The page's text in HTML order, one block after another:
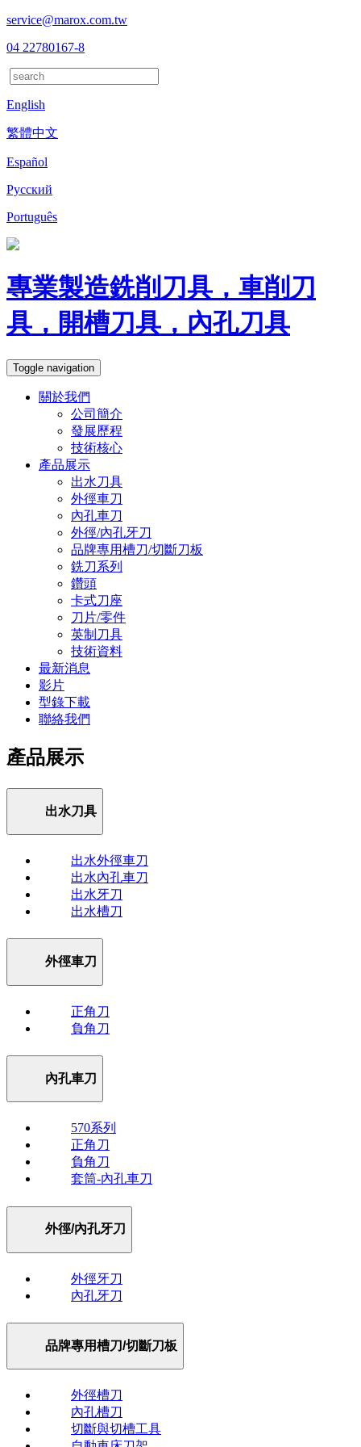
service@marox.com.tw
04 22780167-8
English
繁體中文
Español
Русский
Português
專業製造銑削刀具，車削刀
具，開槽刀具，內孔刀具
Toggle navigation
關於我們
公司簡介
發展歷程
技術核心
產品展示
出水刀具
外徑車刀
內孔車刀
外徑/內孔牙刀
品牌專用槽刀/切斷刀板
銑刀系列
鑽頭
卡式刀座
刀片/零件
英制刀具
技術資料
最新消息
影片
型錄下載
聯絡我們
產品展示
出水刀具
出水外徑車刀
出水內孔車刀
出水牙刀
出水槽刀
外徑車刀
正角刀
負角刀
內孔車刀
570系列
正角刀
負角刀
套筒-內孔車刀
外徑/內孔牙刀
外徑牙刀
內孔牙刀
品牌專用槽刀/切斷刀板
外徑槽刀
內孔槽刀
切斷與切槽工具